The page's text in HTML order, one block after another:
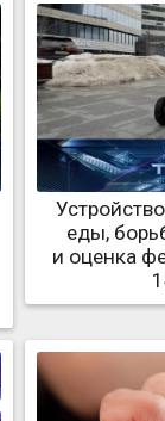
еды,
и оценка